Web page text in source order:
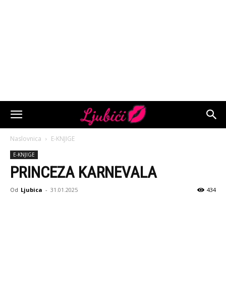
Naslovnica E-KNJIGE
E-KNJIGE
PRINCEZA KARNEVALA
Od Ljubica - 31.01.2025 434